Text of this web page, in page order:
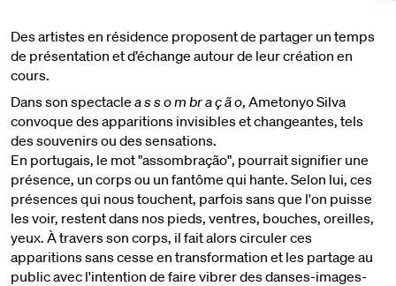
Des artistes en résidence proposent de partager un temps
de présentation et d’échange autour de leur création en
cours.
Dans son spectacle a s s o m br a ç ã o, Ametonyo Silva
convoque des apparitions invisibles et changeantes, tels
des souvenirs ou des sensations.
En portugais, le mot "assombração", pourrait signifier une
présence, un corps ou un fantôme qui hante. Selon lui, ces
présences qui nous touchent, parfois sans que l'on puisse
les voir, restent dans nos pieds, ventres, bouches, oreilles,
yeux. À travers son corps, il fait alors circuler ces
apparitions sans cesse en transformation et les partage au
public avec l'intention de faire vibrer des danses-images-